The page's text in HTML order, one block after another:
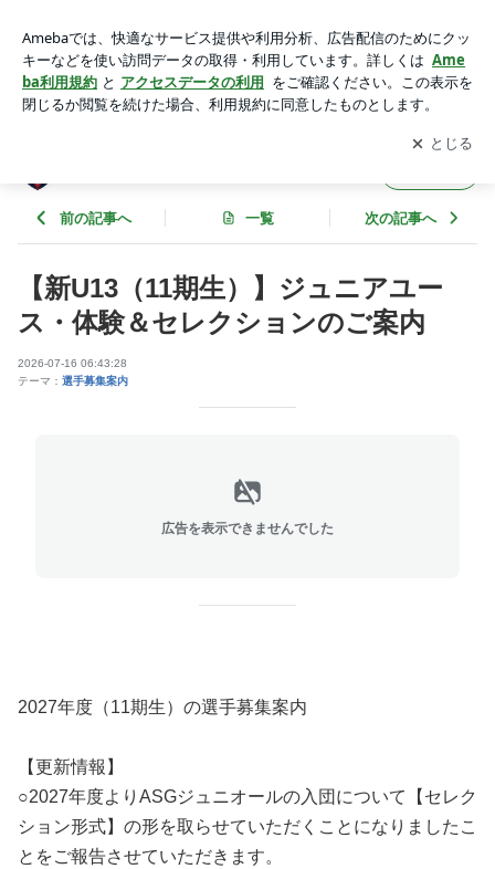
ご案内 | ⚽️ASGジュニオール⚽️
アプリをダウンロードして ブログの更新通知
を受け取りまし
ょう。
開く
前の記事へ 一覧 次の記事へ
【新U13（11期生）】ジュニアユー
ス・体験＆セレクションのご案内
2026-07-16 06:43:28
テーマ： 選手募集案内
広告を表示できませんでした
2027年度（11期生）の選手募集案内
【更新情報】
○2027年度よりASGジュニオールの入団について【セレク
ション形式】の形を取らせていただくことになりましたこ
とをご報告させていただきます。